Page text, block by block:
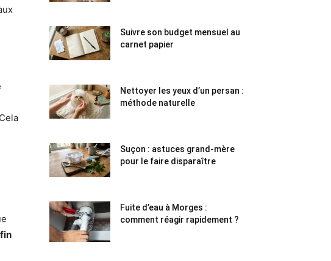
Suivre son budget mensuel au
carnet papier
Nettoyer les yeux d’un persan :
méthode naturelle
Suçon : astuces grand-mère
pour le faire disparaître
Fuite d’eau à Morges :
comment réagir rapidement ?